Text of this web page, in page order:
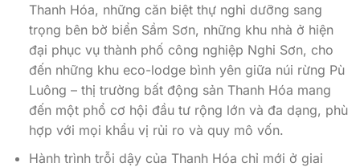
Thanh Hóa, những căn biệt thự nghỉ dưỡng sang
trọng bên bờ biển Sầm Sơn, những khu nhà ở hiện
đại phục vụ thành phố công nghiệp Nghi Sơn, cho
đến những khu eco-lodge bình yên giữa núi rừng Pù
Luông – thị trường bất động sản Thanh Hóa mang
đến một phổ cơ hội đầu tư rộng lớn và đa dạng, phù
hợp với mọi khẩu vị rủi ro và quy mô vốn.
Hành trình trỗi dậy của Thanh Hóa chỉ mới ở giai